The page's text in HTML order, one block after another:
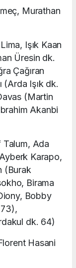
Murathan
Işık Kaan
Üresin dk.
Çağıran
(Arda Işık dk.
(Martin
Akanbi
Talum, Ada
Karapo,
(Burak
Birama
Bobby
dk. 64)
Hasani